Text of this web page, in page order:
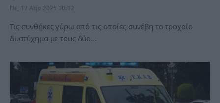
Πε, 17 Απρ 2025 10:12
Τις συνθήκες γύρω από τις οποίες συνέβη το τροχαίο
δυστύχημα με τους δύο…